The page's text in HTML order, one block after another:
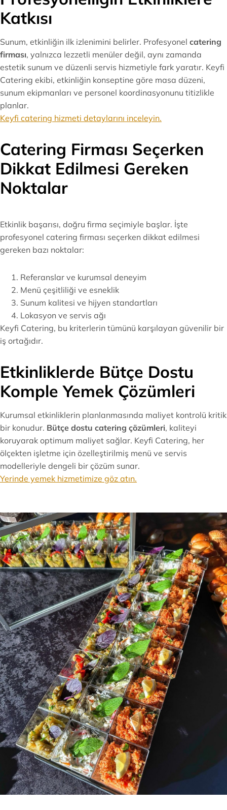
Katkısı
Sunum, etkinliğin ilk izlenimini belirler. Profesyonel catering
firması, yalnızca lezzetli menüler değil, aynı zamanda
estetik sunum ve düzenli servis hizmetiyle fark yaratır. Keyfi
Catering ekibi, etkinliğin konseptine göre masa düzeni,
sunum ekipmanları ve personel koordinasyonunu titizlikle
planlar.
Keyfi catering hizmeti detaylarını inceleyin.
Catering Firması Seçerken
Dikkat Edilmesi Gereken
Noktalar
Etkinlik başarısı, doğru firma seçimiyle başlar. İşte
profesyonel catering firması seçerken dikkat edilmesi
gereken bazı noktalar:
Referanslar ve kurumsal deneyim
Menü çeşitliliği ve esneklik
Sunum kalitesi ve hijyen standartları
Lokasyon ve servis ağı
Keyfi Catering, bu kriterlerin tümünü karşılayan güvenilir bir
iş ortağıdır.
Etkinliklerde Bütçe Dostu
Komple Yemek Çözümleri
Kurumsal etkinliklerin planlanmasında maliyet kontrolü kritik
bir konudur. Bütçe dostu catering çözümleri, kaliteyi
koruyarak optimum maliyet sağlar. Keyfi Catering, her
ölçekten işletme için özelleştirilmiş menü ve servis
modelleriyle dengeli bir çözüm sunar.
Yerinde yemek hizmetimize göz atın.